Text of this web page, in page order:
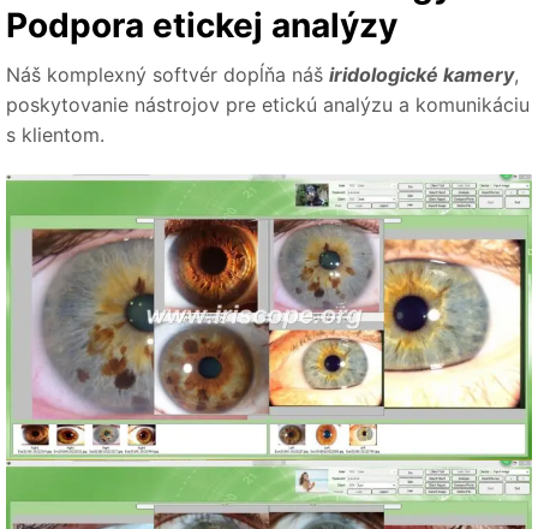
Podpora etickej analýzy
Náš komplexný softvér dopĺňa náš iridologické kamery,
poskytovanie nástrojov pre etickú analýzu a komunikáciu
s klientom.